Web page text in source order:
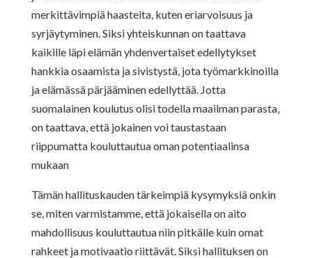
merkittävimpiä haasteita, kuten eriarvoisuus ja
syrjäytyminen. Siksi yhteiskunnan on taattava
kaikille läpi elämän yhdenvertaiset edellytykset
hankkia osaamista ja sivistystä, jota työmarkkinoilla
ja elämässä pärjääminen edellyttää. Jotta
suomalainen koulutus olisi todella maailman parasta,
on taattava, että jokainen voi taustastaan
riippumatta kouluttautua oman potentiaalinsa
mukaan
Tämän hallituskauden tärkeimpiä kysymyksiä onkin
se, miten varmistamme, että jokaisella on aito
mahdollisuus kouluttautua niin pitkälle kuin omat
rahkeet ja motivaatio riittävät. Siksi hallituksen on